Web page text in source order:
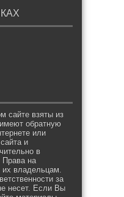
сайте взяты из
обратную
или
и
в
Права на
их владельцам.
за
несет. Если Вы